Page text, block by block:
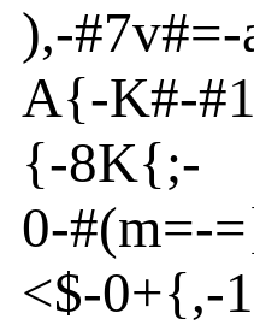
),-#7v#=-
A{-K#-#1
{-8K{;-
0-#(m=-
<$-0+{,-